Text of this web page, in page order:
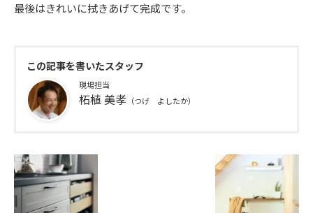
最後はきれいに拭きあげて完成です。
この記事を書いたスタッフ
現場担当
柘植 美孝 （つげ よしたか）